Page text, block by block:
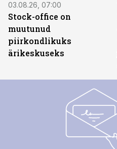
03.08.26, 07:00
Stock-office on
muutunud
piirkondlikuks
ärikeskuseks